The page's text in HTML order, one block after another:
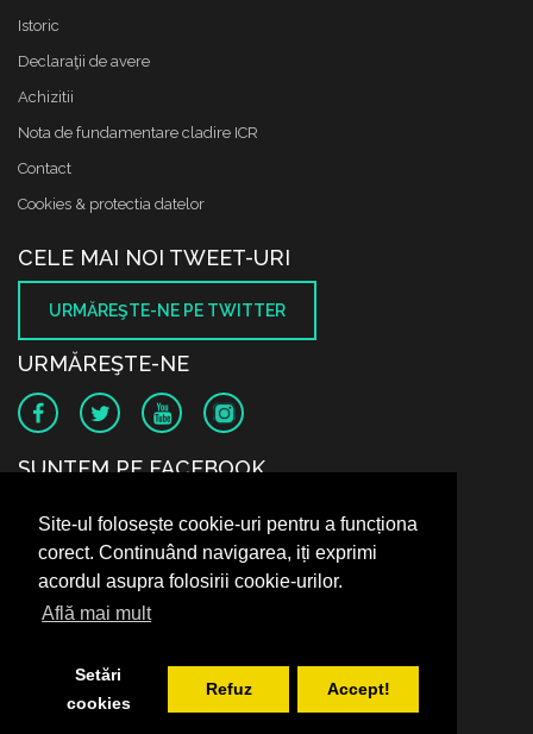
Site-ul folosește cookie-uri pentru a funcționa
corect. Continuând navigarea, iți exprimi
acordul asupra folosirii cookie-urilor.
Află mai mult
Setări
cookies
Refuz Accept!
Istoric
Declaraţii de avere
Achizitii
Nota de fundamentare cladire ICR
Contact
Cookies & protectia datelor
CELE MAI NOI TWEET-URI
URMĂREŞTE-NE PE TWITTER
URMĂREŞTE-NE
SUNTEM PE FACEBOOK